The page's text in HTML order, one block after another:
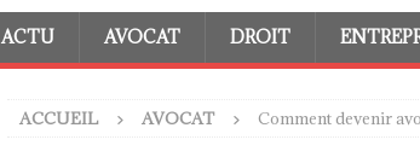
ACTU AVOCAT DROIT
ACCUEIL AVOCAT Comment devenir